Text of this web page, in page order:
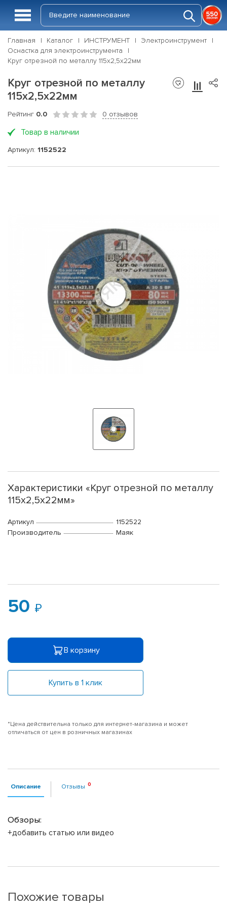
Главная Каталог ИНСТРУМЕНТ
Электроинструмент
Оснастка для электроинструмента
Круг отрезной по металлу 115х2,5х22мм
Круг отрезной по металлу
115х2,5х22мм
Рейтинг 0.0 0 отзывов
Товар в наличии
Артикул: 1152522
Характеристики «Круг отрезной по металлу
115х2,5х22мм»
Артикул
1152522
Производитель
Маяк
50
В корзину
Купить в 1 клик
*Цена действительна только для интернет-магазина и может
отличаться от цен в розничных магазинах
Описание Отзывы
Обзоры:
+добавить статью или видео
Похожие товары